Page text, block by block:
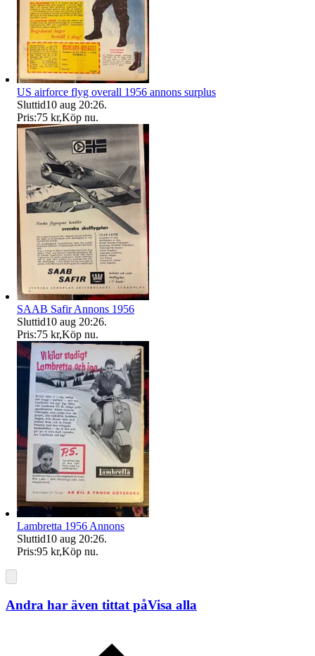
US airforce flyg overall 1956 annons surplus
Sluttid10 aug 20:26.
Pris:75 kr,Köp nu.
SAAB Safir Annons 1956
Sluttid10 aug 20:26.
Pris:75 kr,Köp nu.
Lambretta 1956 Annons
Sluttid10 aug 20:26.
Pris:95 kr,Köp nu.
Andra har även tittat påVisa alla